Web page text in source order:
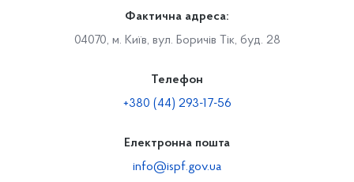
Фактична адреса:
04070, м. Київ, вул. Боричів Тік, буд. 28
Телефон
+380 (44) 293-17-56
Електронна пошта
info@ispf.gov.ua